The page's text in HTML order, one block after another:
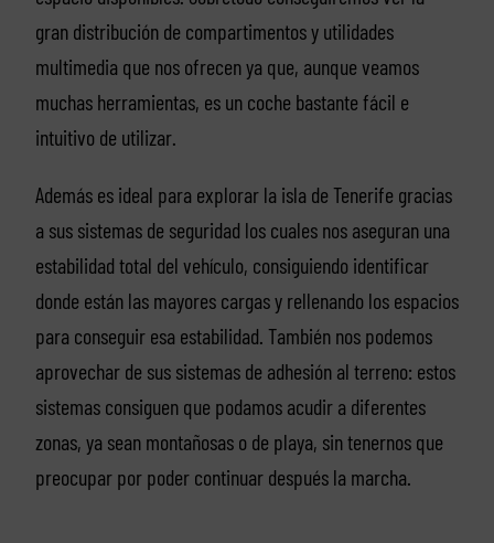
gran distribución de compartimentos y utilidades
multimedia que nos ofrecen ya que, aunque veamos
muchas herramientas, es un coche bastante fácil e
intuitivo de utilizar.
Además es ideal para explorar la isla de Tenerife gracias
a sus sistemas de seguridad los cuales nos aseguran una
estabilidad total del vehículo, consiguiendo identificar
donde están las mayores cargas y rellenando los espacios
para conseguir esa estabilidad. También nos podemos
aprovechar de sus sistemas de adhesión al terreno: estos
sistemas consiguen que podamos acudir a diferentes
zonas, ya sean montañosas o de playa, sin tenernos que
preocupar por poder continuar después la marcha.